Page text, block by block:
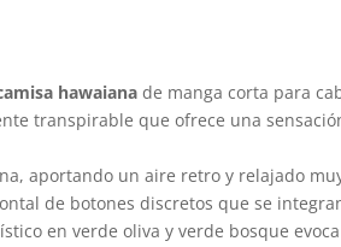
hawaiana de manga corta para
transpirable que ofrece una
aportando un aire retro y relajado
de botones discretos que se
en verde oliva y verde bosque